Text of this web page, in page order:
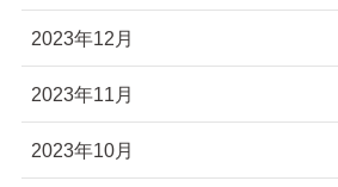
2023年12月
2023年11月
2023年10月